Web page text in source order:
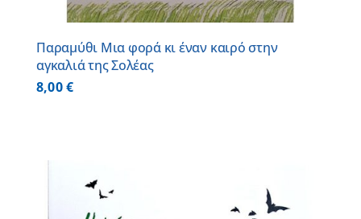
Παραμύθι Μια φορά κι έναν καιρό στην
αγκαλιά της Σολέας
8,00€